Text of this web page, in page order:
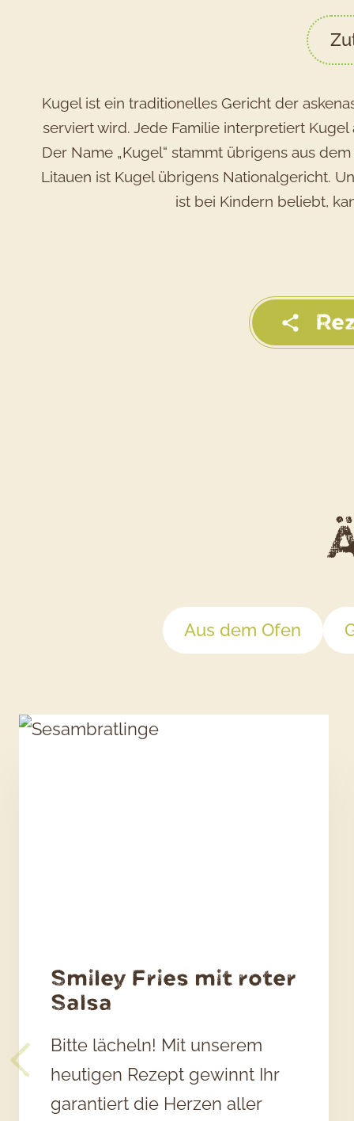
Kugel ist ein traditionelles Gericht der
serviert wird. Jede Familie interpretiert
Der Name „Kugel“ stammt übrigens aus
Litauen ist Kugel übrigens Nationalgericht.
ist bei Kindern beliebt,
Aus dem Ofen
Smiley Fries mit roter
Salsa
Bitte lächeln! Mit unserem
heutigen Rezept gewinnt Ihr
garantiert die Herzen aller